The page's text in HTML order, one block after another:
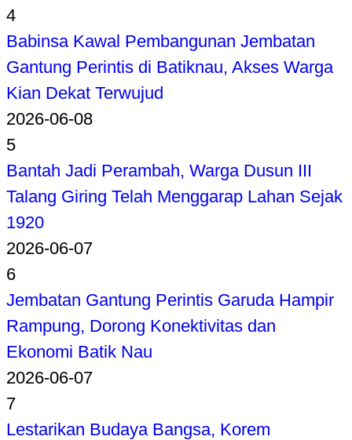
4
Babinsa Kawal Pembangunan Jembatan
Gantung Perintis di Batiknau, Akses Warga
Kian Dekat Terwujud
2026-06-08
5
Bantah Jadi Perambah, Warga Dusun III
Talang Giring Telah Menggarap Lahan Sejak
1920
2026-06-07
6
Jembatan Gantung Perintis Garuda Hampir
Rampung, Dorong Konektivitas dan
Ekonomi Batik Nau
2026-06-07
7
Lestarikan Budaya Bangsa, Korem